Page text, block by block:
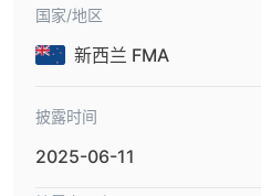
回报，使用Long Term Contract
国家/地区
新西兰 FMA
披露时间
2025-06-11